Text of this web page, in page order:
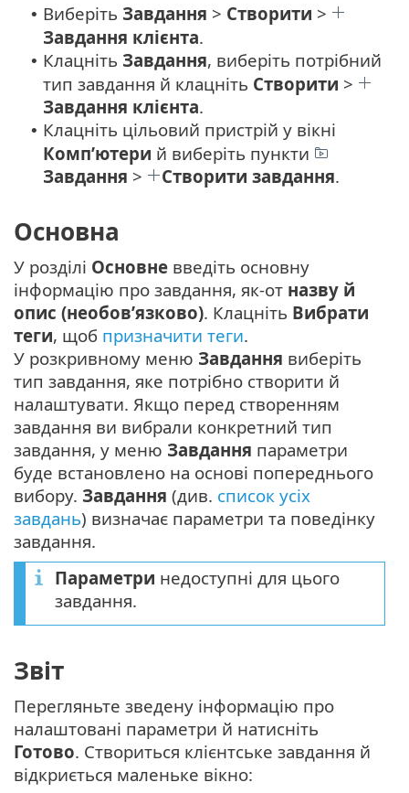
• Виберіть Завдання > Створити >
Завдання клієнта.
• Клацніть Завдання, виберіть потрібний
тип завдання й клацніть Створити >
Завдання клієнта.
• Клацніть цільовий пристрій у вікні
Комп’ютери й виберіть пункти
Завдання > Створити завдання.
Основна
У розділі Основне введіть основну
інформацію про завдання, як-от назву й
опис (необов’язково). Клацніть Вибрати
теги, щоб призначити теги.
У розкривному меню Завдання виберіть
тип завдання, яке потрібно створити й
налаштувати. Якщо перед створенням
завдання ви вибрали конкретний тип
завдання, у меню Завдання параметри
буде встановлено на основі попереднього
вибору. Завдання (див. список усіх
завдань) визначає параметри та поведінку
завдання.
Параметри недоступні для цього
завдання.
Звіт
Перегляньте зведену інформацію про
налаштовані параметри й натисніть
Готово. Створиться клієнтське завдання й
відкриється маленьке вікно: